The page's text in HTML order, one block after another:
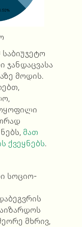
საბიუჯეტო
ჯანდაცვასა
მოდის.
მათ
ქვეყნებს.
სოციო-
მხრივ,